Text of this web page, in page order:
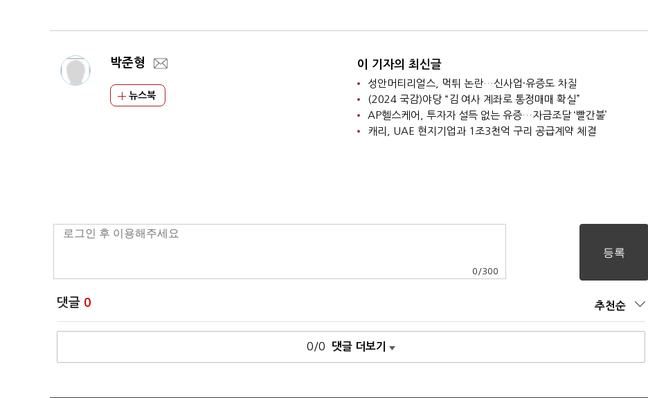
박준형
뉴스북
이 기자의 최신글
성안머티리얼스, 먹튀 논란…신사업·유증도 차질
(2024 국감)야당 “김 여사 계좌로 통정매매 확실”
AP헬스케어, 투자자 설득 없는 유증…자금조달 ‘빨간불’
캐리, UAE 현지기업과 1조3천억 구리 공급계약 체결
0 /300
댓글 0 추천순
0/0 댓글 더보기